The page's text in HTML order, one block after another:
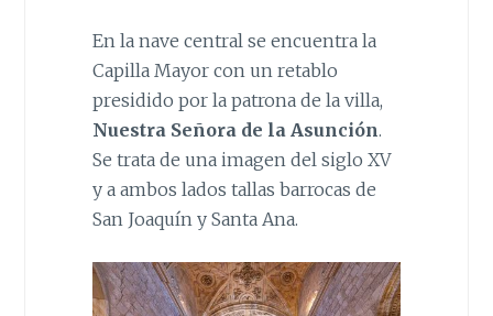
En la nave central se encuentra la
Capilla Mayor con un retablo
presidido por la patrona de la villa,
Nuestra Señora de la Asunción.
Se trata de una imagen del siglo XV
y a ambos lados tallas barrocas de
San Joaquín y Santa Ana.